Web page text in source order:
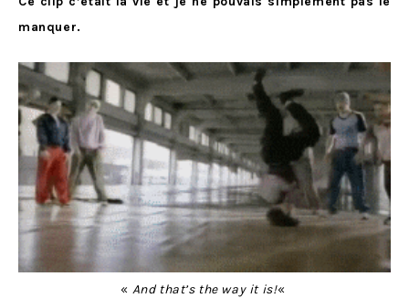
manquer.
« And that’s the way it is!«